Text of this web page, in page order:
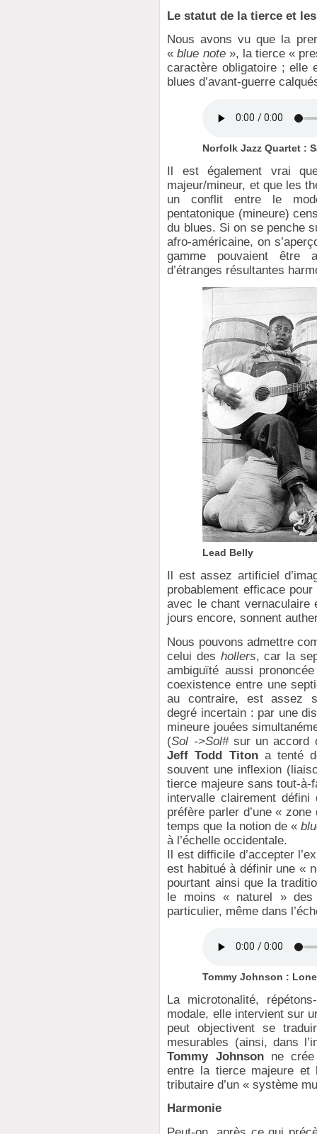
Le statut de la tierce et
Nous avons vu que la
«blue note», la tierce «
caractère obligatoire ; elle
blues d’avant-guerre
Norfolk Jazz Quartet :
Il est également vrai
majeur/mineur, et que les
un conflit entre le
pentatonique (mineure)
du blues. Si on se penche
afro-américaine, on
gamme pouvaient être
d’étranges résultantes
Lead Belly
Il est assez artificiel
probablement efficace
avec le chant vernaculaire
jours encore, sonnent
Nous pouvons admettre
celui des hollers, car la
ambiguïté aussi
coexistence entre une
au contraire, est assez
degré incertain : par une
mineure jouées
(Sol ->Sol#sur un accord
Jeff Todd Titona tenté
souvent une inflexion
tierce majeure sans tout-à-
intervalle clairement défini
préfère parler d’une «
temps que la notion de «
à l’échelle occidentale.
Il est difficile d’accepter
est habitué à définir une «
pourtant ainsi que la
le moins « naturel »
particulier, même dans
Tommy Johnson :
La microtonalité,
modale, elle intervient sur
peut objectivent se
mesurables (ainsi, dans
Tommy Johnsonne crée
entre la tierce majeure et
tributaire d’un « système
Harmonie